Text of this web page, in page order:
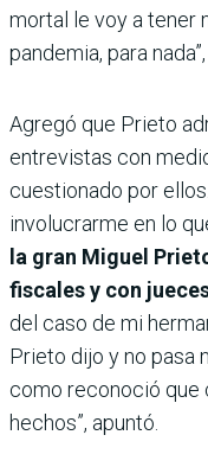
mortal le voy a tener
pandemia, para
Agregó que Prieto
entrevistas con
cuestionado por
involucrarme en lo
la gran Miguel
fiscales y con
del caso de mi
Prieto dijo y no pasa
como reconoció
hechos”, apuntó.